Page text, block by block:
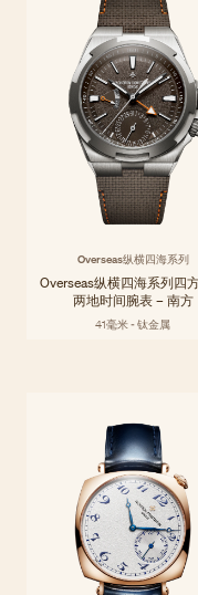
Overseas纵横四海系列
Overseas纵横四海系列四
两地时间腕表 – 南方
41毫米 - 钛金属
系列
早在法国大革命之前，江
Historiques历史名作系列
里程碑之作，彰显精妙设计
探索系列